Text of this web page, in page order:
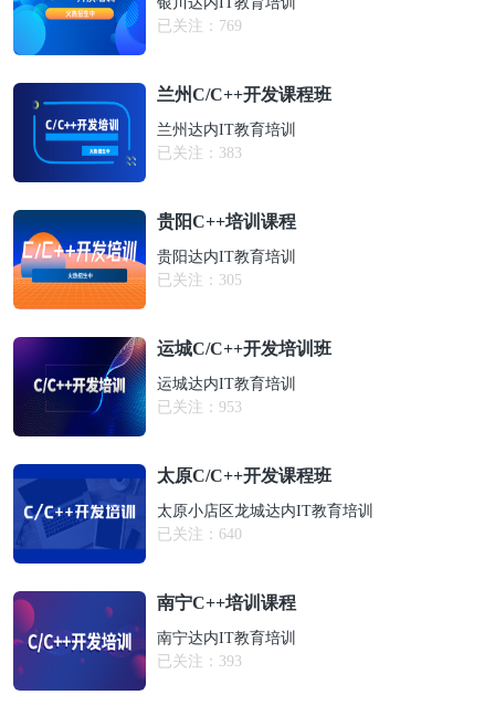
已关注： 769
兰州C/C++开发课程班
兰州达内IT教育培训
已关注： 383
贵阳C++培训课程
贵阳达内IT教育培训
已关注： 305
运城C/C++开发培训班
运城达内IT教育培训
已关注： 953
太原C/C++开发课程班
太原小店区龙城达内IT教育培训
已关注： 640
南宁C++培训课程
南宁达内IT教育培训
已关注： 393